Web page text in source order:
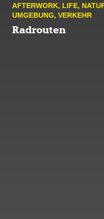
AFTER­WORK, LIFE,
UMGE­BUNG, VERKEHR
Radrouten